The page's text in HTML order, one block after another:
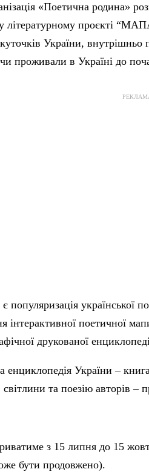
«Поетична родина»
літературному проєкті
України, внутрішньо
проживали в Україні до
української
інтерактивної поетичної
друкованої
України –
та поезію авторів –
з 15 липня до 15
бути продовжено).